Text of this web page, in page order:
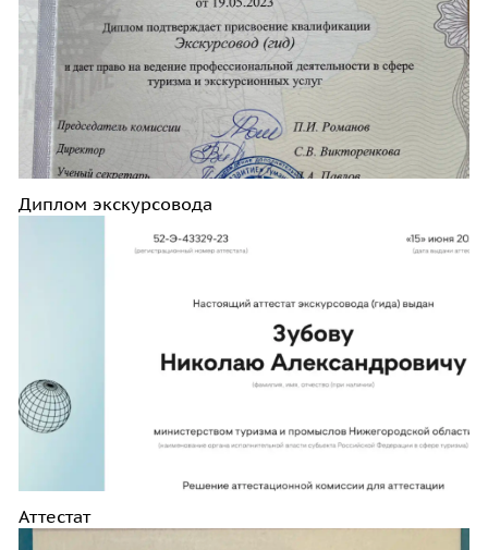
Диплом экскурсовода
Аттестат